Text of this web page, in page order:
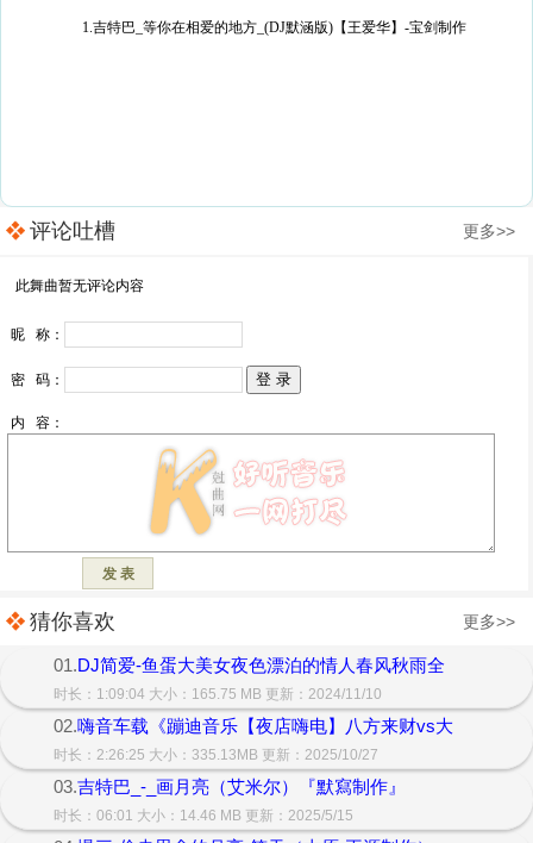
1.吉特巴_等你在相爱的地方_(DJ默涵版)【王爱华】-宝剑制作
评论吐槽 更多>>
猜你喜欢 更多>>
01.DJ简爱-鱼蛋大美女夜色漂泊的情人春风秋雨全
时长：1:09:04 大小：165.75 MB 更新：2024/11/10
02.嗨音车载《蹦迪音乐【夜店嗨电】八方来财vs大
时长：2:26:25 大小：335.13MB 更新：2025/10/27
03.吉特巴_-_画月亮（艾米尔）『默寫制作』
时长：06:01 大小：14.46 MB 更新：2025/5/15